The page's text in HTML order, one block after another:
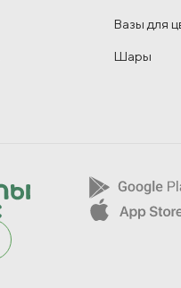
Вазы для
Шары